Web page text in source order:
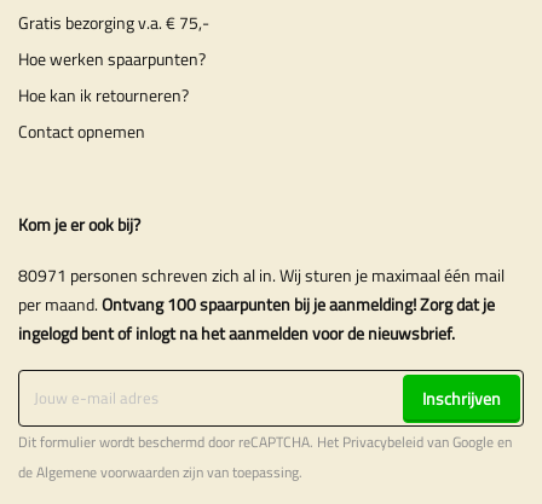
Gratis bezorging v.a. € 75,-
Hoe werken spaarpunten?
Hoe kan ik retourneren?
Contact opnemen
Kom je er ook bij?
80971 personen schreven zich al in. Wij sturen je maximaal één mail
per maand.Ontvang 100 spaarpunten bij je aanmelding! Zorg dat je
ingelogd bent of inlogt na het aanmelden voor de nieuwsbrief.
Inschrijven
Dit formulier wordt beschermd door reCAPTCHA. Het Privacybeleidvan Google en
deAlgemene voorwaardenzijn van toepassing.